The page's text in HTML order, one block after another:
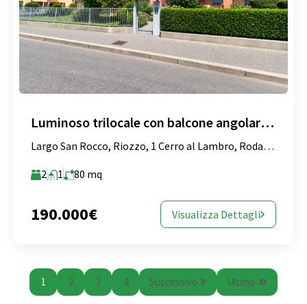
Luminoso trilocale con balcone angolare e box – Riozzo
Largo San Rocco, Riozzo, 1 Cerro al Lambro, Rodano, Milano, Lombardia, 20077, Italia
2 1 80 mq
190.000€ Visualizza Dettagli
1 2 3 4 Successivo Ultimo